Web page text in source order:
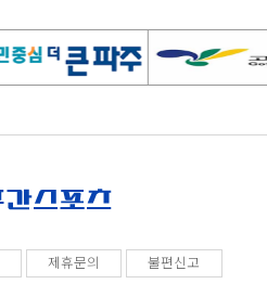
제휴문의 불편신고